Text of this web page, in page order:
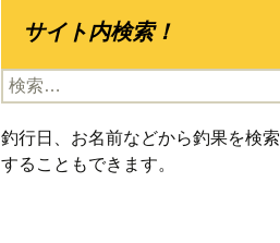
サイト内検索！
検
索:
釣行日、お名前などから釣果を検索
することもできます。